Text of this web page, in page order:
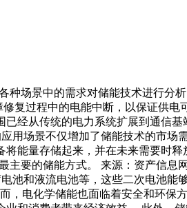
种场景中的需求对储能技术进行分
复过程中的电能中断，以保证供电
经从传统的电力系统扩展到通信基
用场景不仅增加了储能技术的市场
能量存储起来，并在未来需要时释
主要的储能方式。 来源：资产信息
池和液流电池等，这些二次电池能
，电化学储能也面临着安全和环保